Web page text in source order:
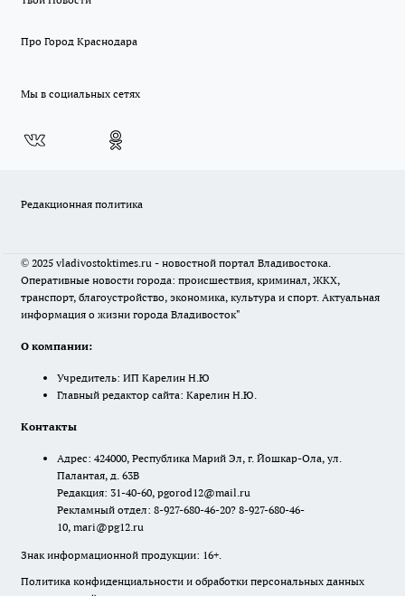
Про Город Краснодара
Мы в социальных сетях
Редакционная политика
© 2025 vladivostoktimes.ru - новостной портал Владивостока.
Оперативные новости города: происшествия, криминал, ЖКХ,
транспорт, благоустройство, экономика, культура и спорт. Актуальная
информация о жизни города Владивосток"
О компании:
Учредитель: ИП Карелин Н.Ю
Главный редактор сайта: Карелин Н.Ю.
Контакты
Адрес: 424000, Республика Марий Эл, г. Йошкар-Ола, ул.
Палантая, д. 63В
Редакция: 31-40-60, pgorod12@mail.ru
Рекламный отдел: 8-927-680-46-20? 8-927-680-46-
10, mari@pg12.ru
Знак информационной продукции: 16+.
Политика конфиденциальности и обработки персональных данных